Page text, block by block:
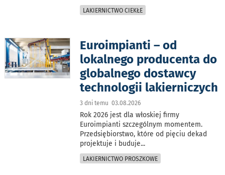
LAKIERNICTWO CIEKŁE
Euroimpianti – od
lokalnego producenta do
globalnego dostawcy
technologii lakierniczych
3 dni temu 03.08.2026
Rok 2026 jest dla włoskiej firmy
Euroimpianti szczególnym momentem.
Przedsiębiorstwo, które od pięciu dekad
projektuje i buduje...
LAKIERNICTWO PROSZKOWE